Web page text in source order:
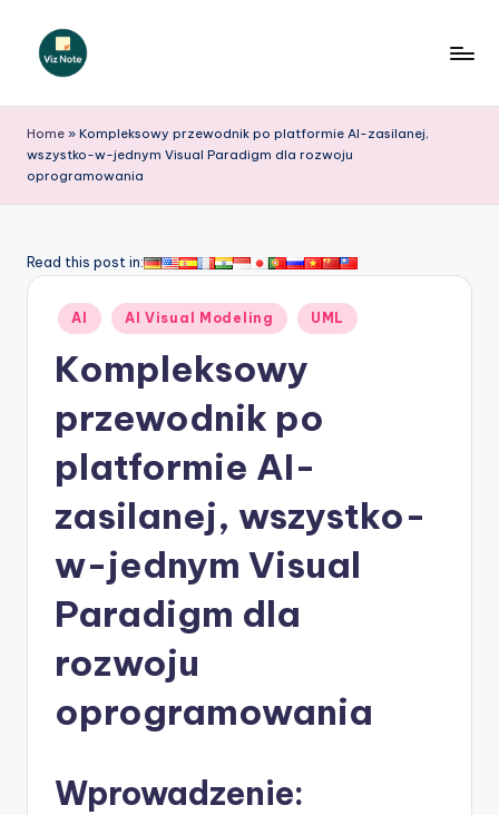
iz
N
o
e
A
si
Home » Kompleksowy przewodnik po platformie AI-zasilanej,
wszystko-w-jednym Visual Paradigm dla rozwoju
oprogramowania
Read this post in:
Posted
in
AI AI Visual Modeling UML
Kompleksowy
przewodnik po
platformie AI-
zasilanej, wszystko-
w-jednym Visual
Paradigm dla
rozwoju
oprogramowania
Wprowadzenie: